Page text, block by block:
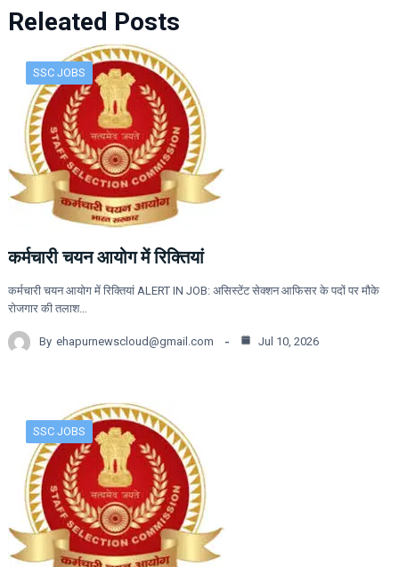
Releated Posts
SSC JOBS
कर्मचारी चयन आयोग में रिक्तियां
कर्मचारी चयन आयोग में रिक्तियां ALERT IN JOB: असिस्टेंट सेक्शन आफिसर के पदों पर मौके
रोजगार की तलाश…
By ehapurnewscloud@gmail.com Jul 10, 2026
SSC JOBS